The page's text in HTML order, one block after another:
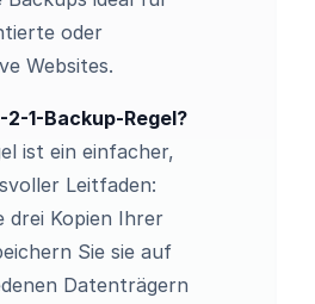
oder
Websites.
1-Backup-Regel?
ist ein einfacher,
Leitfaden:
drei Kopien Ihrer
Sie sie auf
Datenträgern